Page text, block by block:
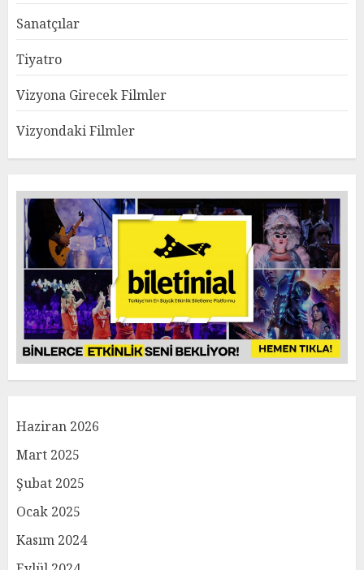
Sanatçılar
Tiyatro
Vizyona Girecek Filmler
Vizyondaki Filmler
Haziran 2026
Mart 2025
Şubat 2025
Ocak 2025
Kasım 2024